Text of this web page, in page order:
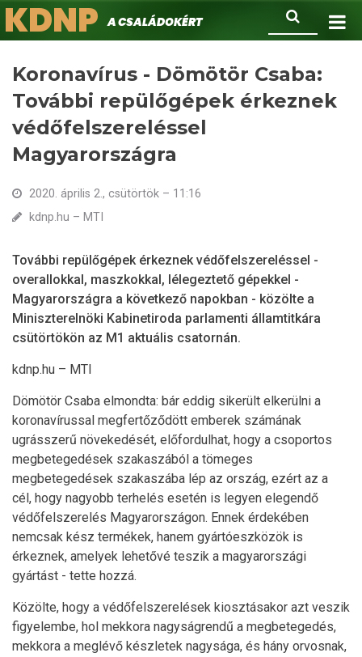
Ugrás
a
Keresés
KDNPA családokért.
Koronavírus - Dömötör Csaba:
További repülőgépek érkeznek
védőfelszereléssel
Magyarországra
2020. április 2., csütörtök – 11:16
kdnp.hu – MTI
További repülőgépek érkeznek védőfelszereléssel -
overallokkal, maszkokkal, lélegeztető gépekkel -
Magyarországra a következő napokban - közölte a
Miniszterelnöki Kabinetiroda parlamenti államtitkára
csütörtökön az M1 aktuális csatornán.
kdnp.hu – MTI
Dömötör Csaba elmondta: bár eddig sikerült elkerülni a
koronavírussal megfertőződött emberek számának
ugrásszerű növekedését, előfordulhat, hogy a csoportos
megbetegedések szakaszából a tömeges
megbetegedések szakaszába lép az ország, ezért az a
cél, hogy nagyobb terhelés esetén is legyen elegendő
védőfelszerelés Magyarországon. Ennek érdekében
nemcsak kész termékek, hanem gyártóeszközök is
érkeznek, amelyek lehetővé teszik a magyarországi
gyártást - tette hozzá.
Közölte, hogy a védőfelszerelések kiosztásakor azt veszik
figyelembe, hol mekkora nagyságrendű a megbetegedés,
mekkora a meglévő készletek nagysága, és hány orvosnak,